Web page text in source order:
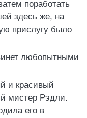
поработать
здесь же, на
прислугу было
любопытными
и красивый
мистер Рэдли.
его в